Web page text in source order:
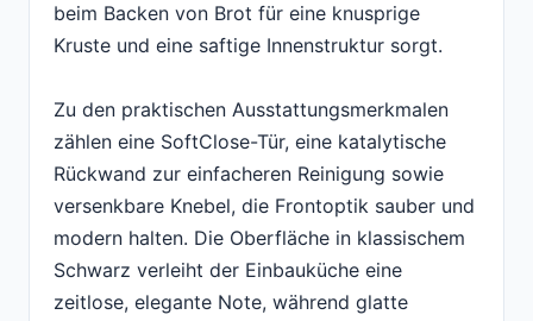
beim Backen von Brot für eine knusprige
Kruste und eine saftige Innenstruktur sorgt.
Zu den praktischen Ausstattungsmerkmalen
zählen eine SoftClose-Tür, eine katalytische
Rückwand zur einfacheren Reinigung sowie
versenkbare Knebel, die Frontoptik sauber und
modern halten. Die Oberfläche in klassischem
Schwarz verleiht der Einbauküche eine
zeitlose, elegante Note, während glatte